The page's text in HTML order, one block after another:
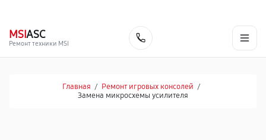
MSIASC
Ремонт техники MSI
Главная / Ремонт игровых консолей /
Замена микросхемы усилителя